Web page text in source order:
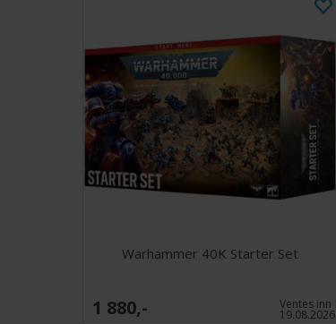
Warhammer 40K Starter Set
1 880,- Ventes inn
19.08.2026